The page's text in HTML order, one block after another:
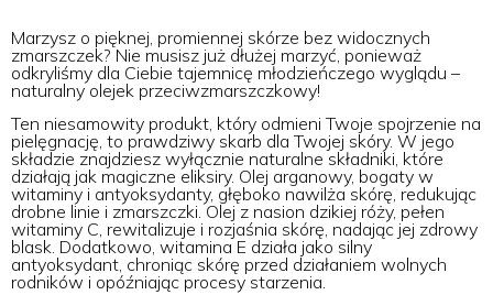
Marzysz o pięknej, promiennej skórze bez widocznych
zmarszczek? Nie musisz już dłużej marzyć, ponieważ
odkryliśmy dla Ciebie tajemnicę młodzieńczego wyglądu –
naturalny olejek przeciwzmarszczkowy!
Ten niesamowity produkt, który odmieni Twoje spojrzenie na
pielęgnację, to prawdziwy skarb dla Twojej skóry. W jego
składzie znajdziesz wyłącznie naturalne składniki, które
działają jak magiczne eliksiry. Olej arganowy, bogaty w
witaminy i antyoksydanty, głęboko nawilża skórę, redukując
drobne linie i zmarszczki. Olej z nasion dzikiej róży, pełen
witaminy C, rewitalizuje i rozjaśnia skórę, nadając jej zdrowy
blask. Dodatkowo, witamina E działa jako silny
antyoksydant, chroniąc skórę przed działaniem wolnych
rodników i opóźniając procesy starzenia.